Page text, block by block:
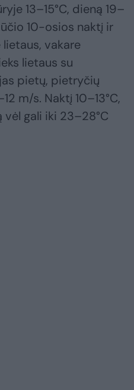
13–15°C, dieną 19–
10-osios naktį ir
vakare
lietaus su
pietų, pietryčių
m/s. Naktį 10–13°C,
vėl gali iki 23–28°C